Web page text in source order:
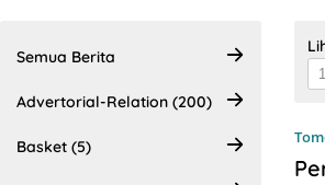
Semua Berita
Advertorial-Relation (200)
Basket (5)